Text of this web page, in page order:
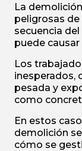
La
peligrosas de
secuencia
puede
Los
inesperados,
pesada y
como
En estos
demolición
cómo se